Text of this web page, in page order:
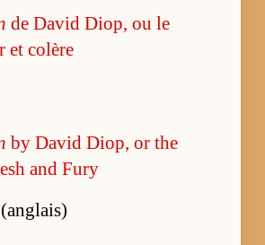
de David Diop, ou le
et colère
by David Diop, or the
and Fury